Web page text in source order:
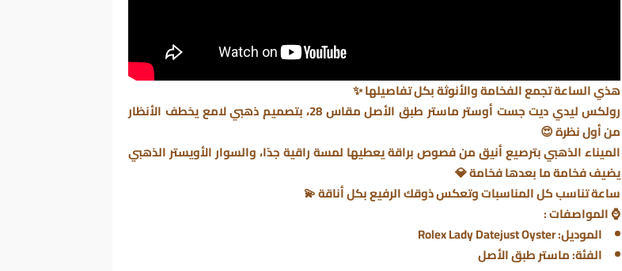
هذي الساعة تجمع الفخامة والأنوثة بكل تفاصيلها ✨
رولكس ليدي ديت جست أوستر
ماستر طبق الأصل مقاس 28، بتصميم ذهبي لامع يخطف الأنظار
من أول نظرة 😍
الميناء الذهبي بترصيع أنيق من فصوص براقة يعطيها لمسة راقية جدًا، والسوار الأويستر الذهبي
يضيف فخامة ما بعدها فخامة 💎
ساعة تناسب كل المناسبات وتعكس ذوقك الرفيع بكل أناقة 💫
⌚المواصفات :
الموديل: Rolex Lady Datejust Oyster
الفئة: ماستر طبق الأصل